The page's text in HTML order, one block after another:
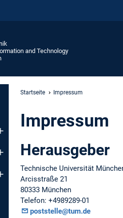
and Technology
Startseite Impressum
Impressum
Herausgeber
Technische Universität
Arcisstraße 21
80333 München
Telefon: +4989289-01
poststelle@tum.de